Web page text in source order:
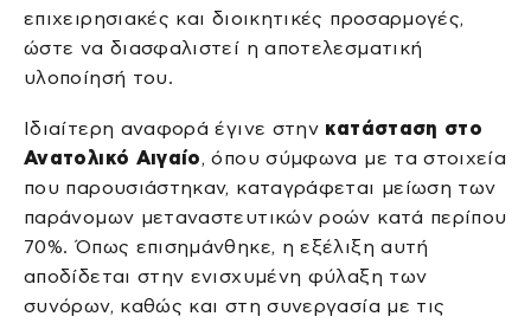
επιχειρησιακές και διοικητικές προσαρμογές,
ώστε να διασφαλιστεί η αποτελεσματική
υλοποίησή του.
Ιδιαίτερη αναφορά έγινε στην κατάσταση στο
Ανατολικό Αιγαίο, όπου σύμφωνα με τα στοιχεία
που παρουσιάστηκαν, καταγράφεται μείωση των
παράνομων μεταναστευτικών ροών κατά περίπου
70%. Όπως επισημάνθηκε, η εξέλιξη αυτή
αποδίδεται στην ενισχυμένη φύλαξη των
συνόρων, καθώς και στη συνεργασία με τις